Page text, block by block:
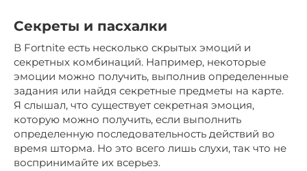
Секреты и пасхалки
В Fortnite есть несколько скрытых эмоций и
секретных комбинаций. Например, некоторые
эмоции можно получить, выполнив определенные
задания или найдя секретные предметы на карте.
Я слышал, что существует секретная эмоция,
которую можно получить, если выполнить
определенную последовательность действий во
время шторма. Но это всего лишь слухи, так что не
воспринимайте их всерьез.